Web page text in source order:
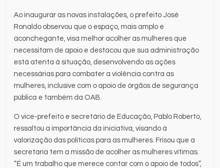
Ao inaugurar as novas instalações, o prefeito José
Ronaldo observou que o espaço, mais amplo e
aconchegante, visa melhor acolher as mulheres que
necessitam de apoio e destacou que sua administração
está atenta à situação, desenvolvendo as ações
necessárias para combater a violência contra as
mulheres, inclusive com o apoio de órgãos de segurança
pública e também da OAB.
O vice-prefeito e secretário de Educação, Pablo Roberto,
ressaltou a importância da iniciativa, visando à
valorização das políticas para as mulheres. Frisou que a
secretaria tem a missão de acolher as mulheres vítimas.
“É um trabalho que merece contar com o apoio de todos”,